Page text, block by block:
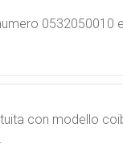
0532050010
con modello